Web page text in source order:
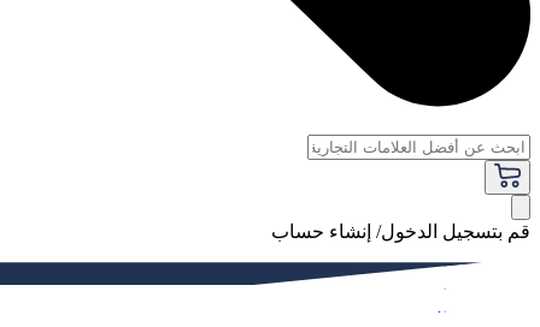
قم بتسجيل الدخول/ إنشاء حساب
فاخر
النساء
الرجال